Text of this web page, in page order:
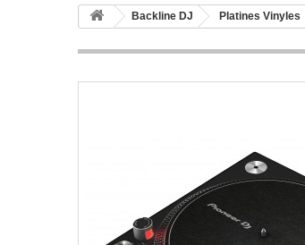
Backline DJ Platines Vinyles